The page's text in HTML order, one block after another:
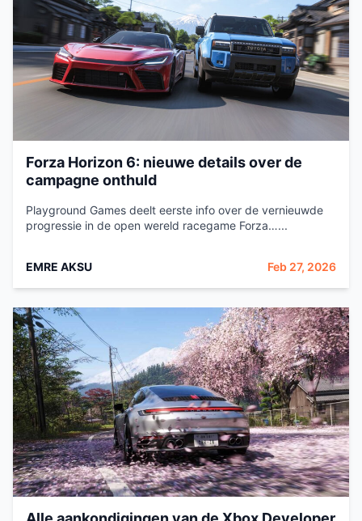
Forza Horizon 6: nieuwe details over de
campagne onthuld
Playground Games deelt eerste info over de vernieuwde
progressie in de open wereld racegame Forza…...
EMRE AKSU Feb 27, 2026